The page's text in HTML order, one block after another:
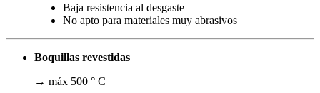
Baja resistencia al desgaste
No apto para materiales muy abrasivos
Boquillas revestidas
→ máx 500 ° C